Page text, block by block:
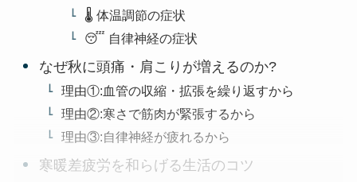
🌡️ 体温調節の症状
😴 自律神経の症状
なぜ秋に頭痛・肩こりが増えるのか?
理由①:血管の収縮・拡張を繰り返すから
理由②:寒さで筋肉が緊張するから
理由③:自律神経が疲れるから
寒暖差疲労を和らげる生活のコツ